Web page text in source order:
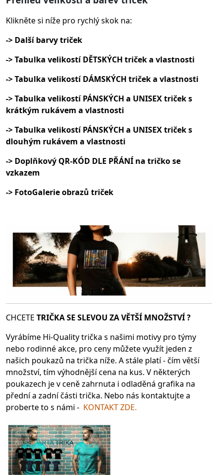
Klikněte si níže pro rychlý skok na:
-> Další barvy triček
-> Tabulka velikostí DĚTSKÝCH triček a vlastnosti
-> Tabulka velikostí DÁMSKÝCH triček a vlastnosti
-> Tabulka velikostí PÁNSKÝCH a UNISEX triček s
krátkým rukávem a vlastnosti
-> Tabulka velikostí PÁNSKÝCH a UNISEX triček s
dlouhým rukávem a vlastnosti
-> Doplňkový QR-KÓD DLE PŘÁNÍ na tričko se
vzkazem
-> FotoGalerie obrazů triček
CHCETE TRIČKA SE SLEVOU ZA VĚTŠÍ MNOŽSTVÍ ?
Vyrábíme Hi-Quality trička s našimi motivy pro týmy
nebo rodinné akce, pro ceny můžete využít jeden z
našich poukazů na trička níže. A stále platí - čím větší
množství, tím výhodnější cena na kus. V některých
poukazech je v ceně zahrnuta i odladěná grafika na
přední a zadní části trička. Nebo nás kontaktujte a
proberte to s námi - KONTAKT ZDE.